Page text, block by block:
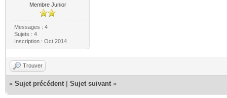
Membre Junior
Messages : 4
Sujets : 4
Inscription : Oct 2014
Trouver
« Sujet précédent Sujet suivant »